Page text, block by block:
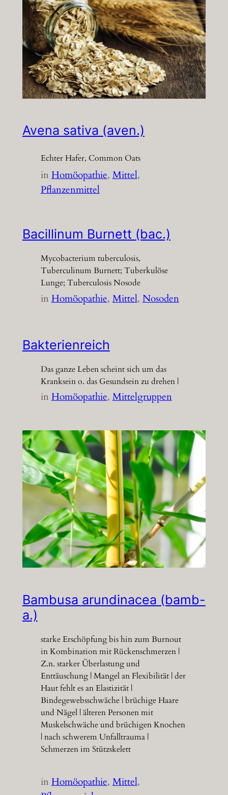
Avena sativa (aven.)
Echter Hafer, Common Oats
inHomöopathie, Mittel
Pflanzenmittel
Bacillinum Burnett (bac.)
Mycobacterium tuberculosis,
Tuberculinum Burnett; Tuberkulöse
Lunge; Tuberculosis Nosode
inHomöopathie, Mittel, Nosoden
Bakterienreich
Das ganze Leben scheint sich um das
Kranksein o. das Gesundsein zu drehen |
inHomöopathie, Mittelgruppen
Bambusa arundinacea (bamb-
a.)
starke Erschöpfung bis hin zum Burnout
in Kombination mit Rückenschmerzen |
Z.n. starker Überlastung und
Enttäuschung | Mangel an Flexibilität | der
Haut fehlt es an Elastizität |
Bindegewebsschwäche | brüchige Haare
und Nägel | älteren Personen mit
Muskelschwäche und brüchigen Knochen
| nach schwerem Unfalltrauma |
Schmerzen im Stützskelett
inHomöopathie, Mittel